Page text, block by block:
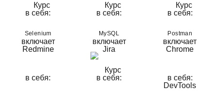
Selenium MySQL Postman